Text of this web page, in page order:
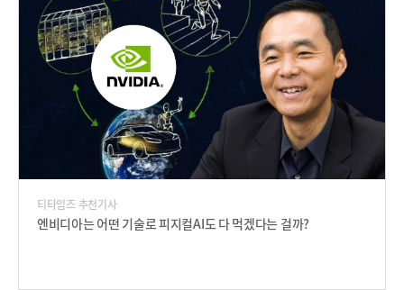
티타임즈 추천기사
엔비디아는 어떤 기술로 피지컬AI도 다 먹겠다는 걸까?